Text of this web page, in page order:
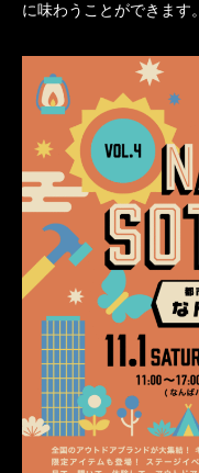
に味わうことができます。